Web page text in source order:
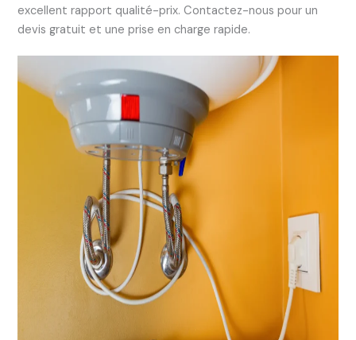
excellent rapport qualité-prix. Contactez-nous pour un
devis gratuit et une prise en charge rapide.